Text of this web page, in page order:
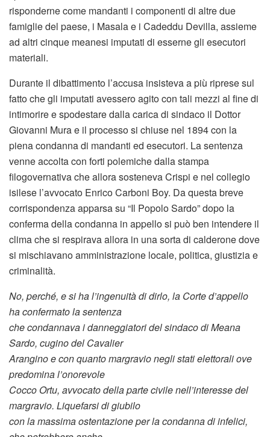
risponderne come mandanti i componenti di altre due
famiglie del paese, i Masala e i Cadeddu Devilla, assieme
ad altri cinque meanesi imputati di esserne gli esecutori
materiali.
Durante il dibattimento l’accusa insisteva a più riprese sul
fatto che gli imputati avessero agito con tali mezzi al fine di
intimorire e spodestare dalla carica di sindaco il Dottor
Giovanni Mura e il processo si chiuse nel 1894 con la
piena condanna di mandanti ed esecutori. La sentenza
venne accolta con forti polemiche dalla stampa
filogovernativa che allora sosteneva Crispi e nel collegio
isilese l’avvocato Enrico Carboni Boy. Da questa breve
corrispondenza apparsa su “Il Popolo Sardo” dopo la
conferma della condanna in appello si può ben intendere il
clima che si respirava allora in una sorta di calderone dove
si mischiavano amministrazione locale, politica, giustizia e
criminalità.
No, perché, e si ha l’ingenuità di dirlo, la Corte d’appello
ha confermato la sentenza
che condannava i danneggiatori del sindaco di Meana
Sardo, cugino del Cavalier
Arangino e con quanto margravio negli stati elettorali ove
predomina l’onorevole
Cocco Ortu, avvocato della parte civile nell’interesse del
margravio. Liquefarsi di giubilo
con la massima ostentazione per la condanna di infelici,